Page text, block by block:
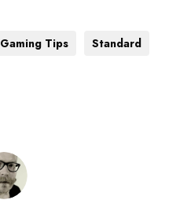
Gaming Tips Standard